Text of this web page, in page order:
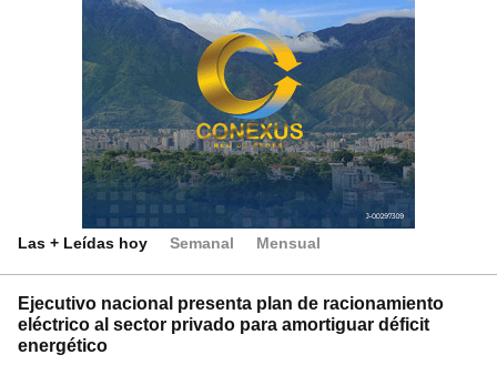
Las + Leídas hoy Semanal Mensual
Ejecutivo nacional presenta plan de racionamiento
eléctrico al sector privado para amortiguar déficit
energético